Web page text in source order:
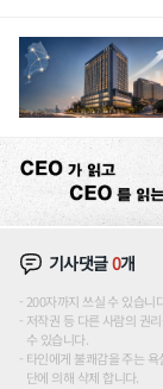
기사댓글0개
200자까지 쓰실 수 있습
저작권 등 다른 사람의 권
수 있습니다.
타인에게 불쾌감을 주는
단에 의해 삭제 합니다.